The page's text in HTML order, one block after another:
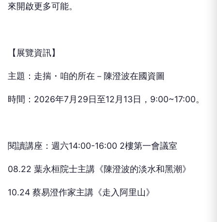
來開啟更多可能。
【展覽資訊】
主題：走揣・咱的所在－陳澄波在國資圖
時間：2026年7月29日至12月13日，9:00~17:00。
閱讀講座：週六14:00-16:00 2樓第一會議室
08.22 葉永桓院士主講《陳澄波的淡水和黑潮》
10.24 蔡易澄作家主講《走入阿里山》